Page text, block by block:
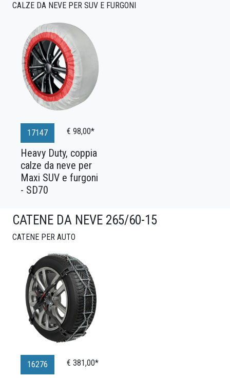
CALZE DA NEVE PER SUV E FURGONI
17147 € 98,00*
Heavy Duty, coppia
calze da neve per
Maxi SUV e furgoni
- SD70
CATENE DA NEVE 265/60-15
CATENE PER AUTO
16276 € 381,00*